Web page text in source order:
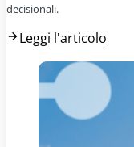
decisionali.
Leggi l'articolo